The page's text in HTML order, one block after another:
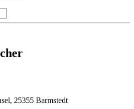
25355 Barmstedt